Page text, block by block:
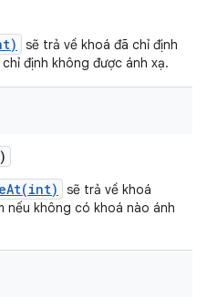
sẽ trả về khoá đã chỉ định
định không được ánh xạ.
sẽ trả về khoá
nếu không có khoá nào ánh